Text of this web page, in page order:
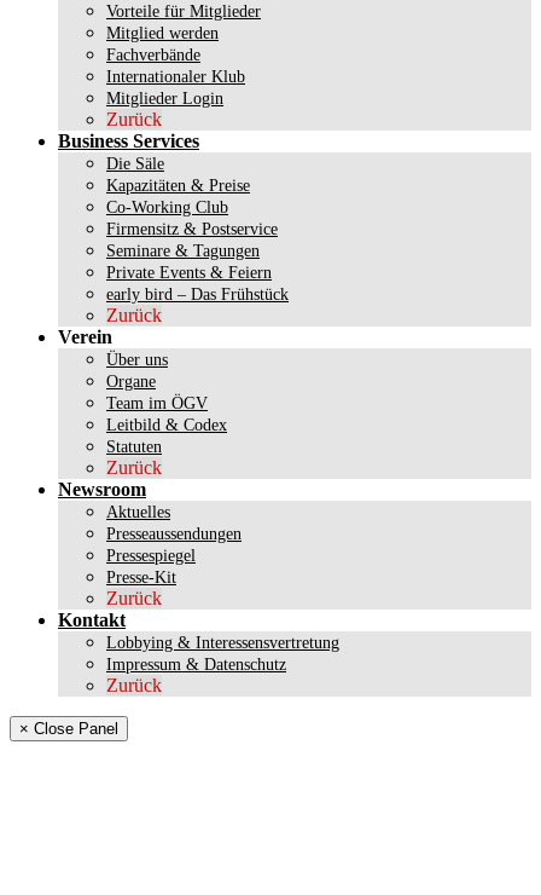
Vorteile für Mitglieder
Mitglied werden
Fachverbände
Internationaler Klub
Mitglieder Login
Zurück
Business Services
Die Säle
Kapazitäten & Preise
Co-Working Club
Firmensitz & Postservice
Seminare & Tagungen
Private Events & Feiern
early bird – Das Frühstück
Zurück
Verein
Über uns
Organe
Team im ÖGV
Leitbild & Codex
Statuten
Zurück
Newsroom
Aktuelles
Presseaussendungen
Pressespiegel
Presse-Kit
Zurück
Kontakt
Lobbying & Interessensvertretung
Impressum & Datenschutz
Zurück
× Close Panel